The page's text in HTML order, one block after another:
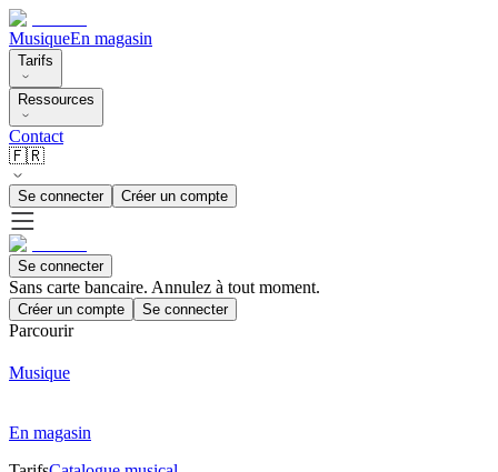
MusiqueEn magasin
Tarifs
Ressources
Contact
🇫🇷
Se connecter Créer un compte
Se connecter
Sans carte bancaire. Annulez à tout moment.
Créer un compte Se connecter
Parcourir
Musique
En magasin